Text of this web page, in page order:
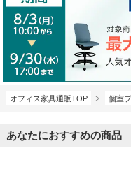
オフィス家具通販TOP 個室
あなたにおすすめの商品